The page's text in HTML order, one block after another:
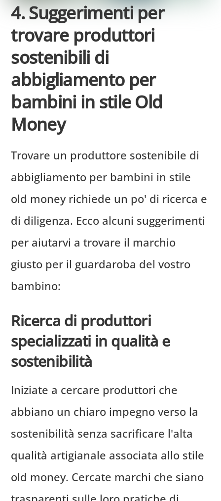
4. Suggerimenti per
trovare produttori
sostenibili di
abbigliamento per
bambini in stile Old
Money
Trovare un produttore sostenibile di
abbigliamento per bambini in stile
old money richiede un po' di ricerca e
di diligenza. Ecco alcuni suggerimenti
per aiutarvi a trovare il marchio
giusto per il guardaroba del vostro
bambino:
Ricerca di produttori
specializzati in qualità e
sostenibilità
Iniziate a cercare produttori che
abbiano un chiaro impegno verso la
sostenibilità senza sacrificare l'alta
qualità artigianale associata allo stile
old money. Cercate marchi che siano